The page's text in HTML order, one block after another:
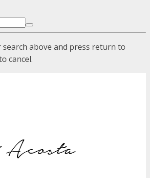
above and press return to
cancel.